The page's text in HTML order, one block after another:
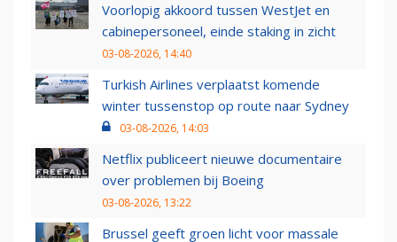
Voorlopig akkoord tussen WestJet en
cabinepersoneel, einde staking in zicht
03-08-2026, 14:40
Turkish Airlines verplaatst komende
winter tussenstop op route naar Sydney
03-08-2026, 14:03
Netflix publiceert nieuwe documentaire
over problemen bij Boeing
03-08-2026, 13:22
Brussel geeft groen licht voor massale